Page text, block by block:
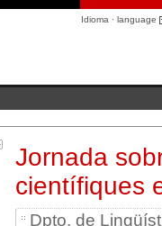
Idioma · language
Jornada
científiques
Dpto. de